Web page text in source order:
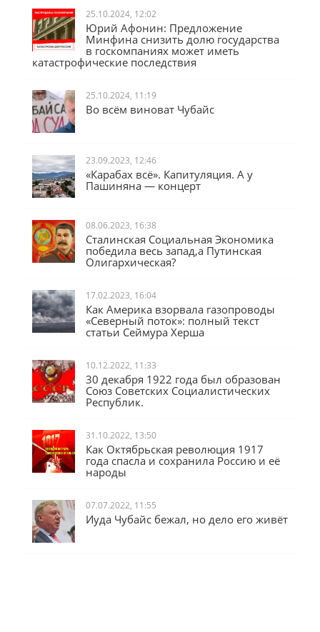
25.10.2024, 12:02
Юрий Афонин: Предложение
Минфина снизить долю государства
в госкомпаниях может иметь
катастрофические последствия
25.10.2024, 11:19
Во всём виноват Чубайс
23.09.2023, 12:46
«Карабах всё». Капитуляция. А у
Пашиняна — концерт
08.06.2023, 16:38
Сталинская Социальная Экономика
победила весь запад,а Путинская
Олигархическая?
17.02.2023, 16:04
Как Америка взорвала газопроводы
«Северный поток»: полный текст
статьи Сеймура Херша
10.12.2022, 11:33
30 декабря 1922 года был образован
Союз Советских Социалистических
Республик.
31.10.2022, 13:50
Как Октябрьская революция 1917
года спасла и сохранила Россию и её
народы
07.07.2022, 11:55
Иуда Чубайс бежал, но дело его живёт